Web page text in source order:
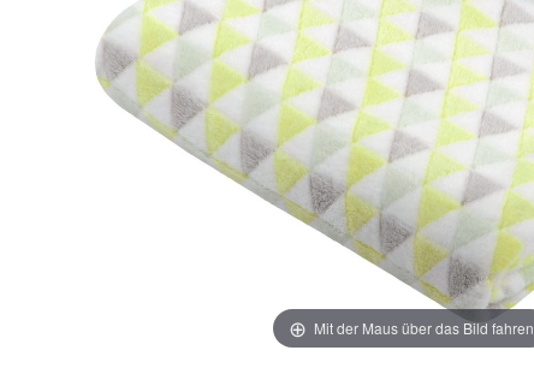
Mit der Maus über das Bild fahren